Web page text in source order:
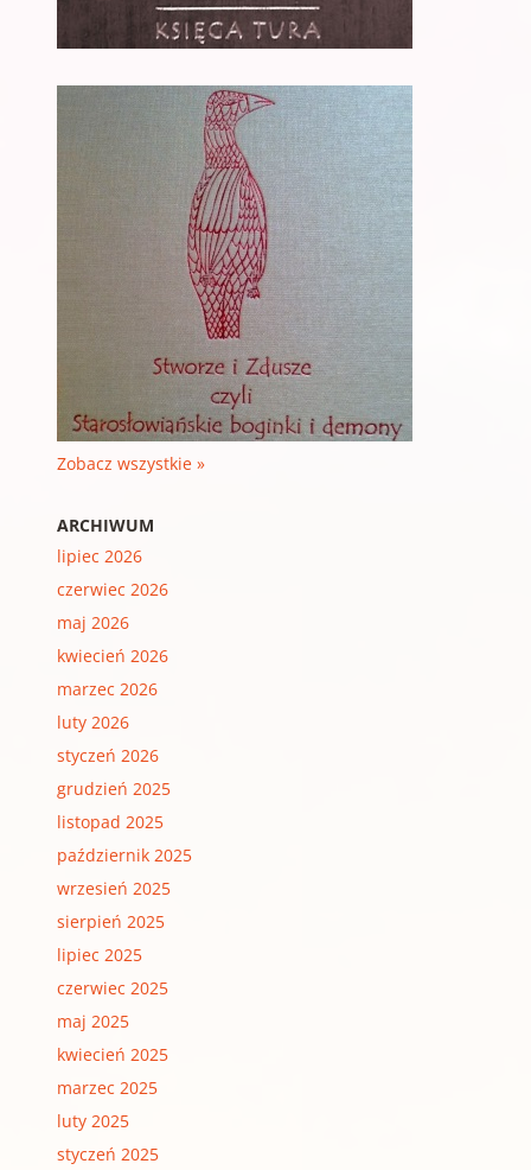
Zobacz wszystkie »
ARCHIWUM
lipiec 2026
czerwiec 2026
maj 2026
kwiecień 2026
marzec 2026
luty 2026
styczeń 2026
grudzień 2025
listopad 2025
październik 2025
wrzesień 2025
sierpień 2025
lipiec 2025
czerwiec 2025
maj 2025
kwiecień 2025
marzec 2025
luty 2025
styczeń 2025